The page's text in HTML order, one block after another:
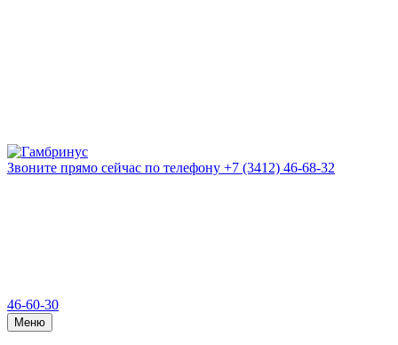
Звоните прямо сейчас по телефону +7 (3412) 46-68-32
46-60-30
Меню